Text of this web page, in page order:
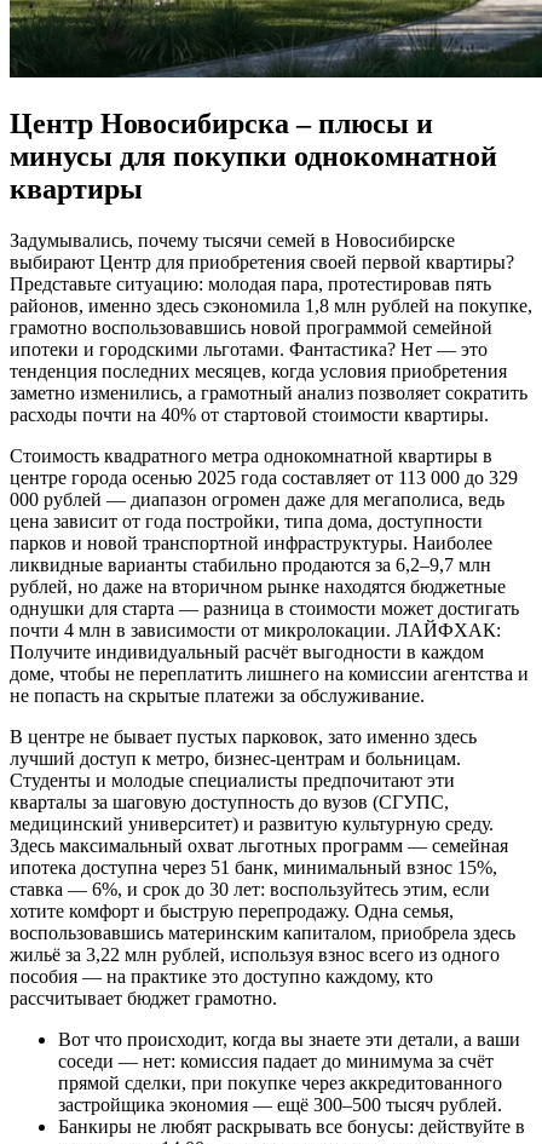
Центр Новосибирска – плюсы и
минусы для покупки однокомнатной
квартиры
Задумывались, почему тысячи семей в Новосибирске
выбирают Центр для приобретения своей первой квартиры?
Представьте ситуацию: молодая пара, протестировав пять
районов, именно здесь сэкономила 1,8 млн рублей на покупке,
грамотно воспользовавшись новой программой семейной
ипотеки и городскими льготами. Фантастика? Нет — это
тенденция последних месяцев, когда условия приобретения
заметно изменились, а грамотный анализ позволяет сократить
расходы почти на 40% от стартовой стоимости квартиры.
Стоимость квадратного метра однокомнатной квартиры в
центре города осенью 2025 года составляет от 113 000 до 329
000 рублей — диапазон огромен даже для мегаполиса, ведь
цена зависит от года постройки, типа дома, доступности
парков и новой транспортной инфраструктуры. Наиболее
ликвидные варианты стабильно продаются за 6,2–9,7 млн
рублей, но даже на вторичном рынке находятся бюджетные
однушки для старта — разница в стоимости может достигать
почти 4 млн в зависимости от микролокации. ЛАЙФХАК:
Получите индивидуальный расчёт выгодности в каждом
доме, чтобы не переплатить лишнего на комиссии агентства и
не попасть на скрытые платежи за обслуживание.
В центре не бывает пустых парковок, зато именно здесь
лучший доступ к метро, бизнес-центрам и больницам.
Студенты и молодые специалисты предпочитают эти
кварталы за шаговую доступность до вузов (СГУПС,
медицинский университет) и развитую культурную среду.
Здесь максимальный охват льготных программ — семейная
ипотека доступна через 51 банк, минимальный взнос 15%,
ставка — 6%, и срок до 30 лет: воспользуйтесь этим, если
хотите комфорт и быструю перепродажу. Одна семья,
воспользовавшись материнским капиталом, приобрела здесь
жильё за 3,22 млн рублей, используя взнос всего из одного
пособия — на практике это доступно каждому, кто
рассчитывает бюджет грамотно.
Вот что происходит, когда вы знаете эти детали, а ваши
соседи — нет: комиссия падает до минимума за счёт
прямой сделки, при покупке через аккредитованного
застройщика экономия — ещё 300–500 тысяч рублей.
Банкиры не любят раскрывать все бонусы: действуйте в